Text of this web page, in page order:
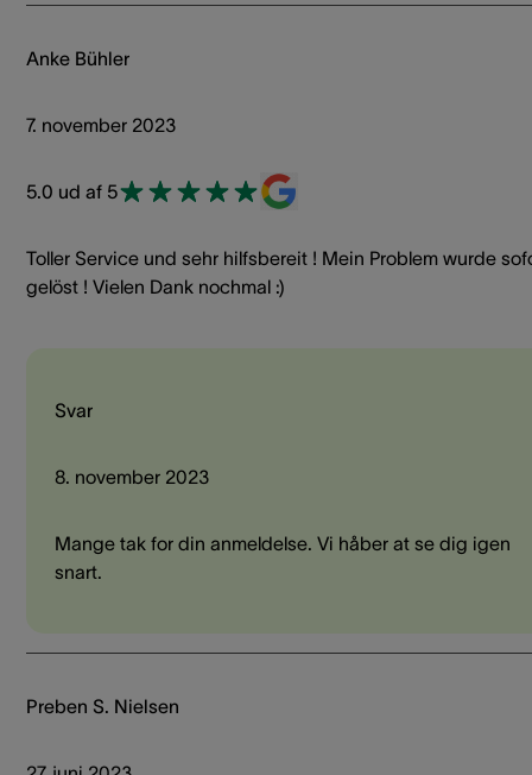
Anke Bühler
7. november 2023
5.0 ud af 5
Toller Service und sehr hilfsbereit ! Mein Problem wurde
gelöst ! Vielen Dank nochmal :)
Svar
8. november 2023
Mange tak for din anmeldelse. Vi håber at se dig igen
snart.
Preben S. Nielsen